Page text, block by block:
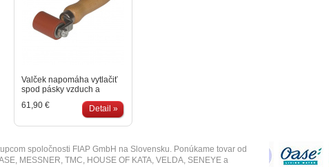
Valček napomáha vytlačiť
spod pásky vzduch a
vodeodolný spoj.
61,90 € Detail »
spoločnosti FIAP GmbH na Slovensku. Ponúkame tovar od
MESSNER, TMC, HOUSE OF KATA, VELDA, SENEYE a